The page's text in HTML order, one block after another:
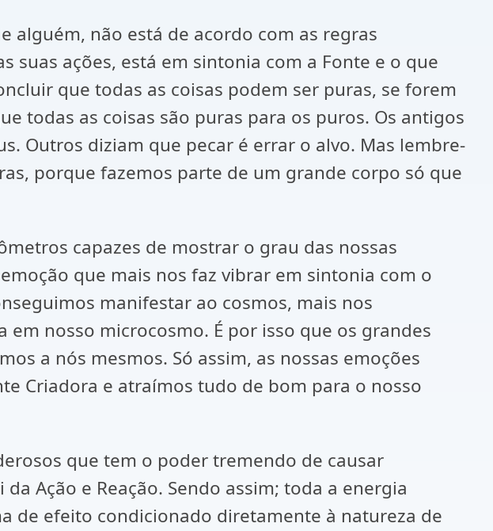
alguém, não está de acordo com as regras
suas ações, está em sintonia com a Fonte e o que
que todas as coisas podem ser puras, se forem
todas as coisas são puras para os puros. Os antigos
Outros diziam que pecar é errar o alvo. Mas lembre-
porque fazemos parte de um grande corpo só que
capazes de mostrar o grau das nossas
que mais nos faz vibrar em sintonia com o
manifestar ao cosmos, mais nos
nosso microcosmo. É por isso que os grandes
a nós mesmos. Só assim, as nossas emoções
Criadora e atraímos tudo de bom para o nosso
que tem o poder tremendo de causar
Ação e Reação. Sendo assim; toda a energia
de efeito condicionado diretamente à natureza de